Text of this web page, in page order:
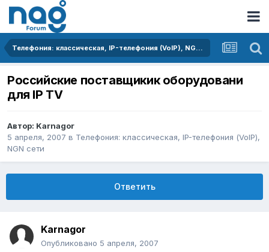
Телефония: классическая, IP-телефония (VoIP), NGN сети
Российские поставщикик оборудовани
для IP TV
Автор: Karnagor
5 апреля, 2007 в Телефония: классическая, IP-телефония (VoIP),
NGN сети
Ответить
Karnagor
Опубликовано 5 апреля, 2007